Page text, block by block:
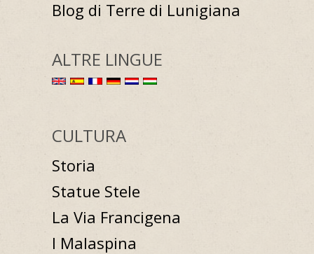
Blog di Terre di Lunigiana
ALTRE LINGUE
CULTURA
Storia
Statue Stele
La Via Francigena
I Malaspina